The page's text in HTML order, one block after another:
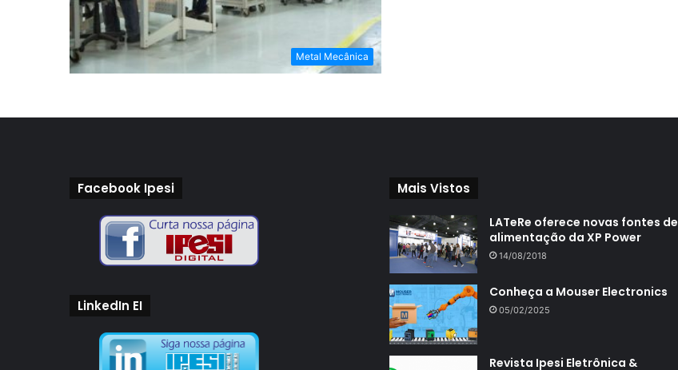
Metal Mecânica
Facebook Ipesi
LinkedIn EI
Mais Vistos
LATeRe oferece novas fontes de
alimentação da XP Power
14/08/2018
Conheça a Mouser Electronics
05/02/2025
Revista Ipesi Eletrônica &